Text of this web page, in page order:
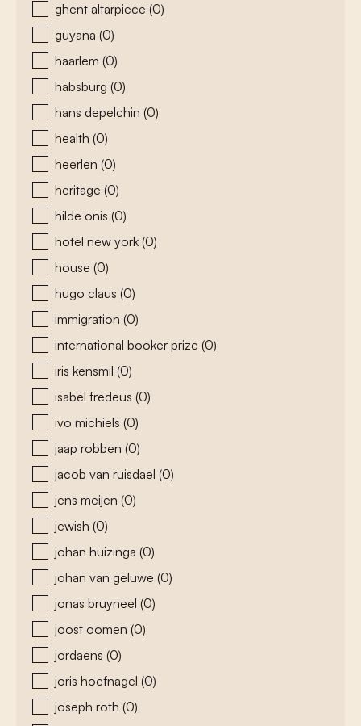
ghent altarpiece (0)
guyana (0)
haarlem (0)
habsburg (0)
hans depelchin (0)
health (0)
heerlen (0)
heritage (0)
hilde onis (0)
hotel new york (0)
house (0)
hugo claus (0)
immigration (0)
international booker prize (0)
iris kensmil (0)
isabel fredeus (0)
ivo michiels (0)
jaap robben (0)
jacob van ruisdael (0)
jens meijen (0)
jewish (0)
johan huizinga (0)
johan van geluwe (0)
jonas bruyneel (0)
joost oomen (0)
jordaens (0)
joris hoefnagel (0)
joseph roth (0)